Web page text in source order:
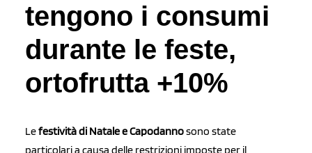
tengono i consumi
durante le feste,
ortofrutta +10%
Lefestività di Natale e Capodannosono state
particolari a causa delle restrizioni imposte per il